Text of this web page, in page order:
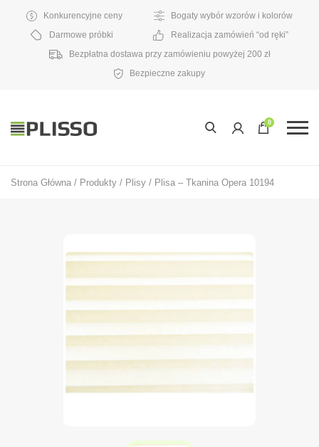
Konkurencyjne ceny
Bogaty wybór wzorów i kolorów
Darmowe próbki
Realizacja zamówień “od ręki”
Bezpłatna dostawa przy zamówieniu powyżej 200 zł
Bezpieczne zakupy
0
Strona Główna / Produkty / Plisy / Plisa – Tkanina Opera 10194